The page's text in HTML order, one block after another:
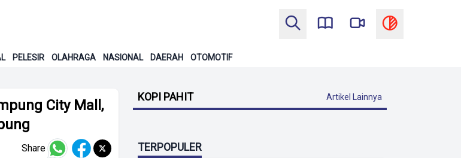
PELESIR OLAHRAGA NASIONAL DAERAH OTOMOTIF
City Mall,
Share
KOPI PAHIT Artikel Lainnya
TERPOPULER